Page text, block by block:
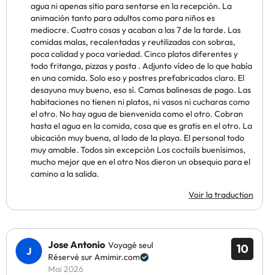
agua ni apenas sitio para sentarse en la recepción. La
animación tanto para adultos como para niños es
mediocre. Cuatro cosas y acaban a las 7 de la tarde. Las
comidas malas, recalentadas y reutilizadas con sobras,
poca calidad y poca variedad. Cinco platos diferentes y
todo fritanga, pizzas y pasta . Adjunto vídeo de lo que había
en una comida. Solo eso y postres prefabricados claro. El
desayuno muy bueno, eso sí. Camas balinesas de pago. Las
habitaciones no tienen ni platos, ni vasos ni cucharas como
el otro. No hay agua de bienvenida como el otro. Cobran
hasta el agua en la comida, cosa que es gratis en el otro. La
ubicación muy buena, al lado de la playa. El personal todo
muy amable. Todos sin excepción Los coctails buenísimos,
mucho mejor que en el otro Nos dieron un obsequio para el
camino a la salida.
Voir la traduction
10
Jose Antonio Voyagé seul
Réservé sur Amimir.com
Mai 2026